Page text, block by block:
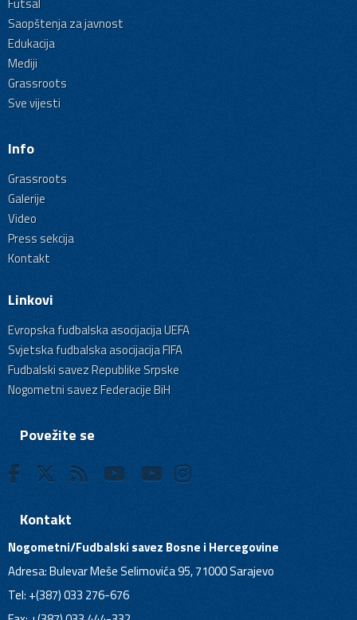
Saopštenja za javnost
Edukacija
Mediji
Grassroots
Sve vijesti
Info
Grassroots
Galerije
Video
Press sekcija
Kontakt
Linkovi
Evropska fudbalska asocijacija UEFA
Svjetska fudbalska asocijacija FIFA
Fudbalski savez Republike Srpske
Nogometni savez Federacije BiH
Povežite se
Kontakt
Nogometni/Fudbalski savez Bosne i Hercegovine
Adresa: Bulevar Meše Selimovića 95, 71000 Sarajevo
Tel: +(387) 033 276-676